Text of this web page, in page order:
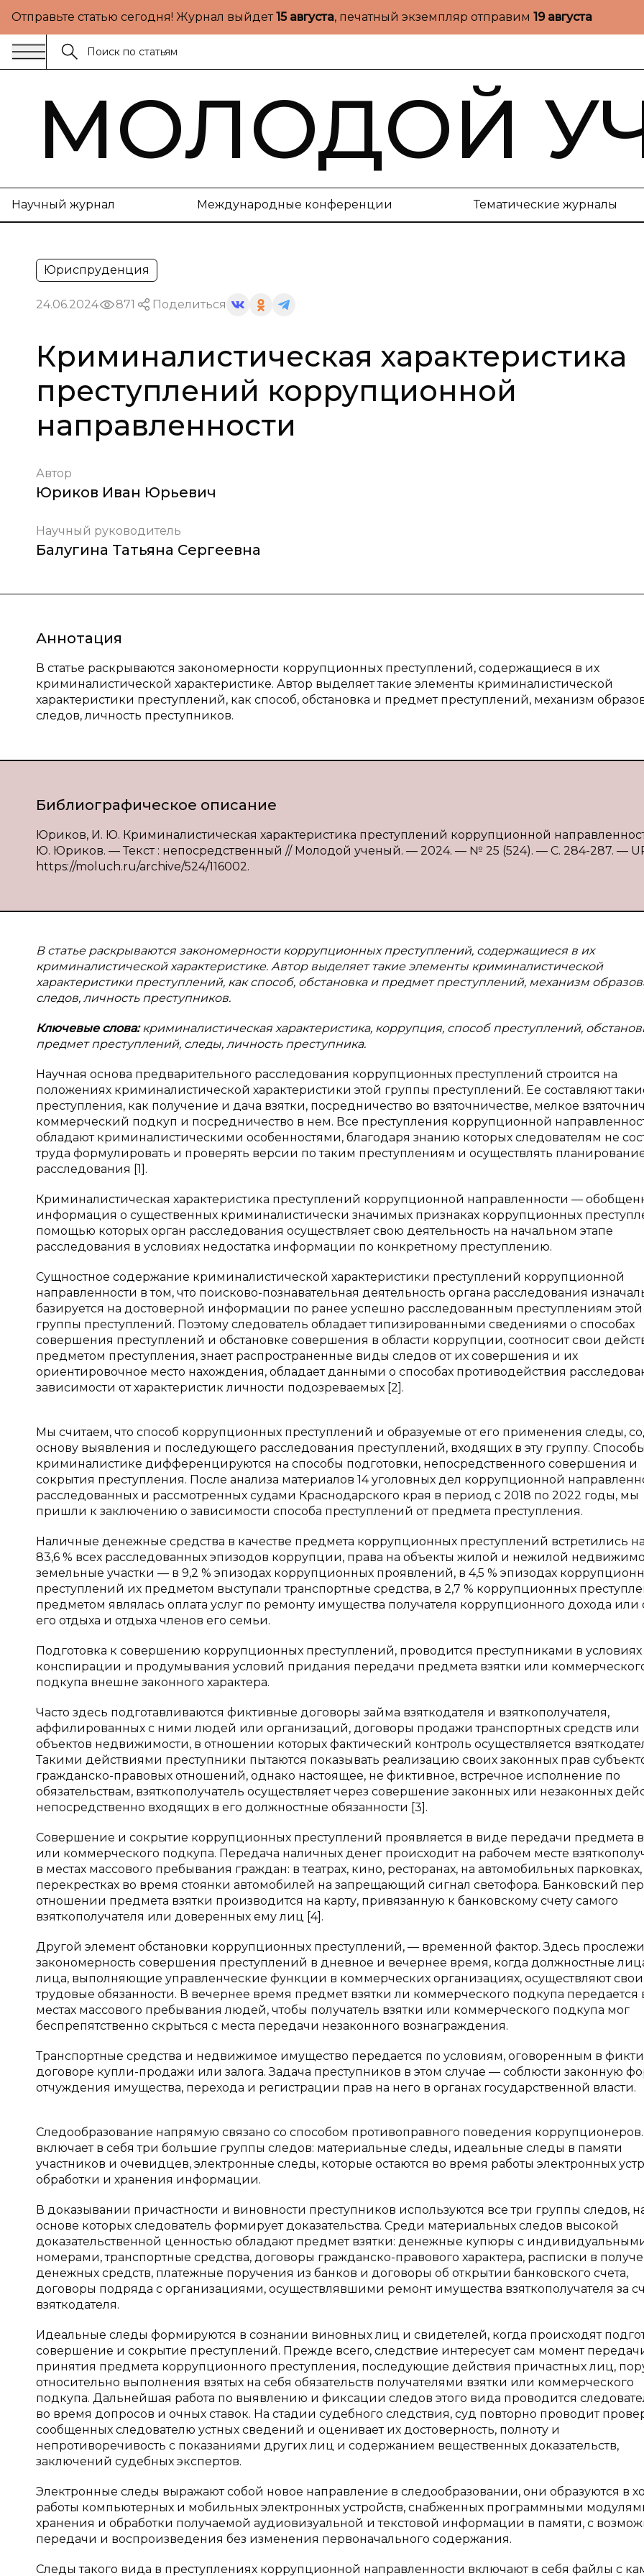
Отправьте статью сегодня! Журнал выйдет15 августа, печатный экземпляр отправим 19 августа
МОЛОДОЙ
Научный журнал Международные конференции Тематические журналы
Юриспруденция
24.06.2024 871 Поделиться
Криминалистическая характеристика
преступлений коррупционной
направленности
Автор
Юриков Иван Юрьевич
Научный руководитель
Балугина Татьяна Сергеевна
Аннотация
В статье раскрываются закономерности коррупционных преступлений, содержащиеся в их
криминалистической характеристике. Автор выделяет такие элементы криминалистической
характеристики преступлений, как способ, обстановка и предмет преступлений, механизм
следов, личность преступников.
Библиографическое описание
Юриков, И. Ю. Криминалистическая характеристика преступлений коррупционной
Ю. Юриков. — Текст : непосредственный // Молодой ученый. — 2024. — № 25 (524). — С. 284-287. —
https://moluch.ru/archive/524/116002.
В статье раскрываются закономерности коррупционных преступлений, содержащиеся в их
криминалистической характеристике. Автор выделяет такие элементы криминалистической
характеристики преступлений, как способ, обстановка и предмет преступлений, механизм
следов, личность преступников.
Ключевые слова:криминалистическая характеристика, коррупция, способ преступлений,
предмет преступлений, следы, личность преступника.
Научная основа предварительного расследования коррупционных преступлений строится на
положениях криминалистической характеристики этой группы преступлений. Ее составляют
преступления, как получение и дача взятки, посредничество во взяточничестве, мелкое
коммерческий подкуп и посредничество в нем. Все преступления коррупционной
обладают криминалистическими особенностями, благодаря знанию которых следователям не
труда формулировать и проверять версии по таким преступлениям и осуществлять
расследования [1].
Криминалистическая характеристика преступлений коррупционной направленности —
информация о существенных криминалистически значимых признаках коррупционных
помощью которых орган расследования осуществляет свою деятельность на начальном этапе
расследования в условиях недостатка информации по конкретному преступлению.
Сущностное содержание криминалистической характеристики преступлений коррупционной
направленности в том, что поисково-познавательная деятельность органа расследования
базируется на достоверной информации по ранее успешно расследованным преступлениям этой
группы преступлений. Поэтому следователь обладает типизированными сведениями о способах
совершения преступлений и обстановке совершения в области коррупции, соотносит свои
предметом преступления, знает распространенные виды следов от их совершения и их
ориентировочное место нахождения, обладает данными о способах противодействия
зависимости от характеристик личности подозреваемых [2].
Мы считаем, что способ коррупционных преступлений и образуемые от его применения следы,
основу выявления и последующего расследования преступлений, входящих в эту группу.
криминалистике дифференцируются на способы подготовки, непосредственного совершения и
сокрытия преступления. После анализа материалов 14 уголовных дел коррупционной
расследованных и рассмотренных судами Краснодарского края в период с 2018 по 2022 годы, мы
пришли к заключению о зависимости способа преступлений от предмета преступления.
Наличные денежные средства в качестве предмета коррупционных преступлений встретились
83,6 % всех расследованных эпизодов коррупции, права на объекты жилой и нежилой
земельные участки — в 9,2 % эпизодах коррупционных проявлений, в 4,5 % эпизодах
преступлений их предметом выступали транспортные средства, в 2,7 % коррупционных
предметом являлась оплата услуг по ремонту имущества получателя коррупционного дохода или
его отдыха и отдыха членов его семьи.
Подготовка к совершению коррупционных преступлений, проводится преступниками в условиях
конспирации и продумывания условий придания передачи предмета взятки или
подкупа внешне законного характера.
Часто здесь подготавливаются фиктивные договоры займа взяткодателя и взяткополучателя,
аффилированных с ними людей или организаций, договоры продажи транспортных средств или
объектов недвижимости, в отношении которых фактический контроль осуществляется
Такими действиями преступники пытаются показывать реализацию своих законных прав
гражданско-правовых отношений, однако настоящее, не фиктивное, встречное исполнение по
обязательствам, взяткополучатель осуществляет через совершение законных или незаконных
непосредственно входящих в его должностные обязанности [3].
Совершение и сокрытие коррупционных преступлений проявляется в виде передачи предмета
или коммерческого подкупа. Передача наличных денег происходит на рабочем месте
в местах массового пребывания граждан: в театрах, кино, ресторанах, на автомобильных парковках,
перекрестках во время стоянки автомобилей на запрещающий сигнал светофора. Банковский
отношении предмета взятки производится на карту, привязанную к банковскому счету самого
взяткополучателя или доверенных ему лиц [4].
Другой элемент обстановки коррупционных преступлений, — временной фактор. Здесь
закономерность совершения преступлений в дневное и вечернее время, когда должностные
лица, выполняющие управленческие функции в коммерческих организациях, осуществляют свои
трудовые обязанности. В вечернее время предмет взятки ли коммерческого подкупа передается
местах массового пребывания людей, чтобы получатель взятки или коммерческого подкупа мог
беспрепятственно скрыться с места передачи незаконного вознаграждения.
Транспортные средства и недвижимое имущество передается по условиям, оговоренным в
договоре купли-продажи или залога. Задача преступников в этом случае — соблюсти законную
отчуждения имущества, перехода и регистрации прав на него в органах государственной власти.
Следообразование напрямую связано со способом противоправного поведения
включает в себя три большие группы следов: материальные следы, идеальные следы в памяти
участников и очевидцев, электронные следы, которые остаются во время работы электронных
обработки и хранения информации.
В доказывании причастности и виновности преступников используются все три группы следов,
основе которых следователь формирует доказательства. Среди материальных следов высокой
доказательственной ценностью обладают предмет взятки: денежные купюры с
номерами, транспортные средства, договоры гражданско-правового характера, расписки в
денежных средств, платежные поручения из банков и договоры об открытии банковского счета,
договоры подряда с организациями, осуществлявшими ремонт имущества взяткополучателя за
взяткодателя.
Идеальные следы формируются в сознании виновных лиц и свидетелей, когда происходят
совершение и сокрытие преступлений. Прежде всего, следствие интересует сам момент
принятия предмета коррупционного преступления, последующие действия причастных лиц,
относительно выполнения взятых на себя обязательств получателями взятки или коммерческого
подкупа. Дальнейшая работа по выявлению и фиксации следов этого вида проводится
во время допросов и очных ставок. На стадии судебного следствия, суд повторно проводит
сообщенных следователю устных сведений и оценивает их достоверность, полноту и
непротиворечивость с показаниями других лиц и содержанием вещественных доказательств,
заключений судебных экспертов.
Электронные следы выражают собой новое направление в следообразовании, они образуются в
работы компьютерных и мобильных электронных устройств, снабженных программными
хранения и обработки получаемой аудиовизуальной и текстовой информации в памяти, с
передачи и воспроизведения без изменения первоначального содержания.
Следы такого вида в преступлениях коррупционной направленности включают в себя файлы с